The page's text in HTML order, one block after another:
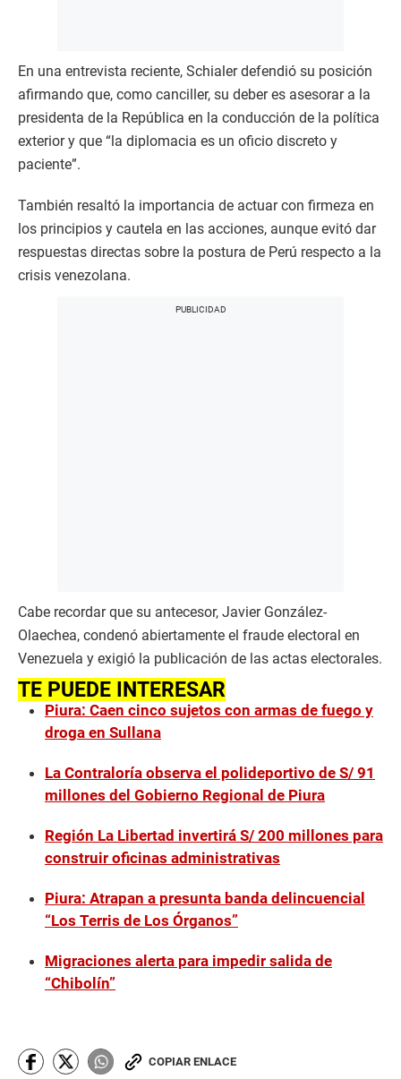
En una entrevista reciente, Schialer defendió su posición
afirmando que, como canciller, su deber es asesorar a la
presidenta de la República en la conducción de la política
exterior y que “la diplomacia es un oficio discreto y
paciente”.
También resaltó la importancia de actuar con firmeza en
los principios y cautela en las acciones, aunque evitó dar
respuestas directas sobre la postura de Perú respecto a la
crisis venezolana.
Cabe recordar que su antecesor, Javier González-
Olaechea, condenó abiertamente el fraude electoral en
Venezuela y exigió la publicación de las actas electorales.
TE PUEDE INTERESAR
Piura: Caen cinco sujetos con armas de fuego y
droga en Sullana
La Contraloría observa el polideportivo de S/ 91
millones del Gobierno Regional de Piura
Región La Libertad invertirá S/ 200 millones para
construir oficinas administrativas
Piura: Atrapan a presunta banda delincuencial
“Los Terris de Los Órganos”
Migraciones alerta para impedir salida de
“Chibolín”
COPIAR ENLACE